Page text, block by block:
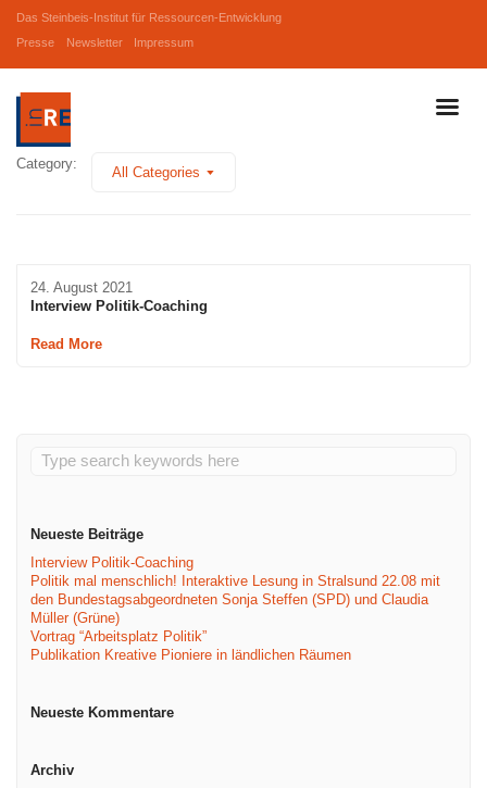
Das Steinbeis-Institut für Ressourcen-Entwicklung
Presse
Newsletter Impressum
Category: All Categories
24. August 2021
Interview Politik-Coaching
Read More
Neueste Beiträge
Interview Politik-Coaching
Politik mal menschlich! Interaktive Lesung in Stralsund 22.08 mit
den Bundestagsabgeordneten Sonja Steffen (SPD) und Claudia
Müller (Grüne)
Vortrag “Arbeitsplatz Politik”
Publikation Kreative Pioniere in ländlichen Räumen
Neueste Kommentare
Archiv